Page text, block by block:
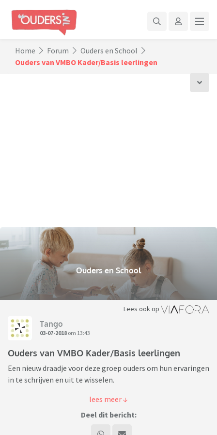
Home Forum
Ouders en School
Ouders van VMBO Kader/Basis leerlingen
Ouders en School
Lees ook op
Tango
03-07-2018 om 13:43
Ouders van VMBO Kader/Basis leerlingen
Een nieuw draadje voor deze groep ouders om hun ervaringen
in te schrijven en uit te wisselen.
Begin dit schooljaar begon ik een draadje over mijn zoon die
startte op het VMBO-Basis met LWOO en vooral over hoe hij
Deel dit bericht: